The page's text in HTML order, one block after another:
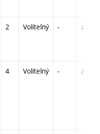
2 Volitelný - zá
4 Volitelný - zk